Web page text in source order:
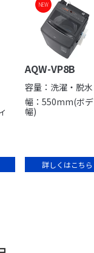
NEW
NEW
AQW-VP8B
容量：洗濯・脱
幅：550mm(ボ
幅)
詳しくはこちら